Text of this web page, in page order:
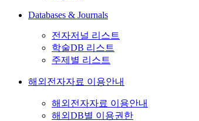
Databases & Journals
전자저널 리스트
학술DB 리스트
주제별 리스트
해외전자자료 이용안내
해외전자자료 이용안내
해외DB별 이용권한